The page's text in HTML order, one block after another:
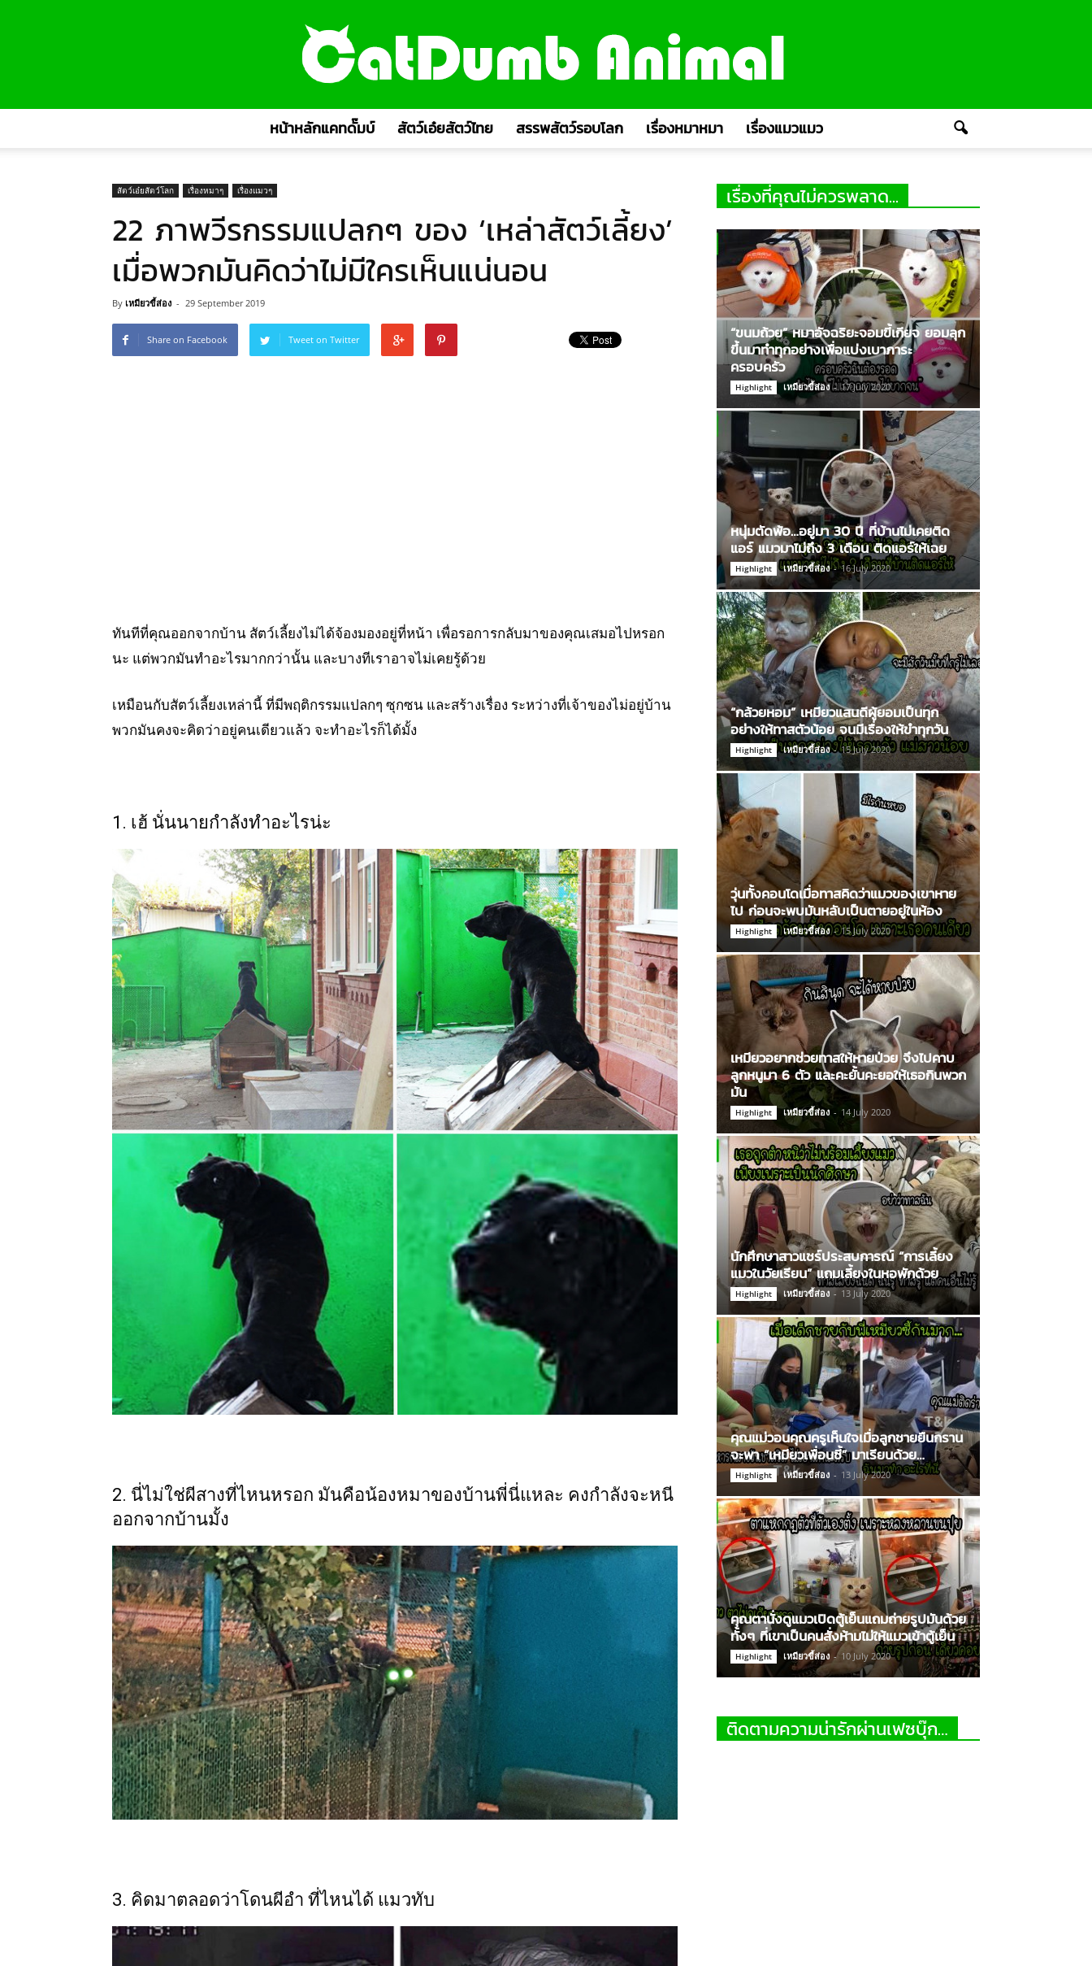
หน้าหลักแคทดั๊มบ์ สัตว์เอ๋ยสัตว์ไทย สรรพสัตว์รอบโลก เรื่องหมาหมา เรื่องแมวแมว
สัตว์เอ๋ยสัตว์โลก เรื่องหมาๆ เรื่องแมวๆ
22 ภาพวีรกรรมแปลกๆ ของ ‘เหล่าสัตว์เลี้ยง’
เมื่อพวกมันคิดว่าไม่มีใครเห็นแน่นอน
By เหมียวขี้ส่อง - 29 September 2019
Share on Facebook Tweet on Twitter
ทันทีที่คุณออกจากบ้าน สัตว์เลี้ยงไม่ได้จ้องมองอยู่ที่หน้า เพื่อรอการกลับมาของคุณเสมอไปหรอก
นะ แต่พวกมันทำอะไรมากกว่านั้น และบางทีเราอาจไม่เคยรู้ด้วย
เหมือนกับสัตว์เลี้ยงเหล่านี้ ที่มีพฤติกรรมแปลกๆ ซุกซน และสร้างเรื่อง ระหว่างที่เจ้าของไม่อยู่บ้าน
พวกมันคงจะคิดว่าอยู่คนเดียวแล้ว จะทำอะไรก็ได้มั้ง
1. เฮ้ นั่นนายกำลังทำอะไรน่ะ
2. นี่ไม่ใช่ผีสางที่ไหนหรอก มันคือน้องหมาของบ้านพี่นี่แหละ คงกำลังจะหนี
ออกจากบ้านมั้ง
3. คิดมาตลอดว่าโดนผีอำ ที่ไหนได้ แมวทับ
เรื่องที่คุณไม่ควรพลาด...
“ขนมถ้วย” หมาอัจฉริยะจอมขี้เกียจ ยอมลุก
ขึ้นมาทำทุกอย่างเพื่อแบ่งเบาภาระ
ครอบครัว
Highlight เหมียวขี้ส่อง - 17 July 2020
หนุ่มตัดพ้อ…อยู่มา 30 ปี ที่บ้านไม่เคยติด
แอร์ แมวมาไม่ถึง 3 เดือน ติดแอร์ให้เฉย
Highlight เหมียวขี้ส่อง - 16 July 2020
“กล้วยหอม” เหมียวแสนดีผู้ยอมเป็นทุก
อย่างให้ทาสตัวน้อย จนมีเรื่องให้ขำทุกวัน
Highlight เหมียวขี้ส่อง - 15 July 2020
วุ่นทั้งคอนโดเมื่อทาสคิดว่าแมวของเขาหาย
ไป ก่อนจะพบมันหลับเป็นตายอยู่ในห้อง
Highlight เหมียวขี้ส่อง - 15 July 2020
เหมียวอยากช่วยทาสให้หายป่วย จึงไปคาบ
ลูกหนูมา 6 ตัว และคะยั้นคะยอให้เธอกินพวก
มัน
Highlight เหมียวขี้ส่อง - 14 July 2020
นักศึกษาสาวแชร์ประสบการณ์ “การเลี้ยง
แมวในวัยเรียน” แถมเลี้ยงในหอพักด้วย
Highlight เหมียวขี้ส่อง - 13 July 2020
คุณแม่วอนคุณครูเห็นใจเมื่อลูกชายยืนกราน
จะพา “เหมียวเพื่อนซี้” มาเรียนด้วย…
Highlight เหมียวขี้ส่อง - 13 July 2020
คุณตานั่งดูแมวเปิดตู้เย็นแถมถ่ายรูปมันด้วย
ทั้งๆ ที่เขาเป็นคนสั่งห้ามไม่ให้แมวเข้าตู้เย็น
Highlight เหมียวขี้ส่อง - 10 July 2020
ติดตามความน่ารักผ่านเฟซบุ๊ก…